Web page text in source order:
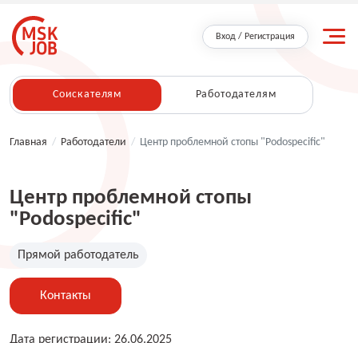
Вход / Регистрация
Соискателям Работодателям
Главная / Работодатели / Центр проблемной стопы "Podospecific"
Центр проблемной стопы
"Podospecific"
Прямой работодатель
Контакты
Дата регистрации: 26.06.2025